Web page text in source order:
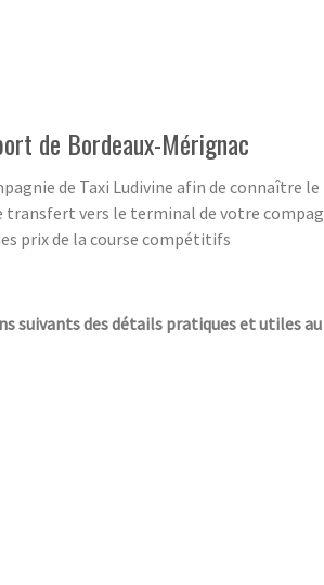
de Bordeaux-Mérignac
de Taxi Ludivine afin de connaître
transfert vers le terminal de votre
prix de la course compétitifs
suivants des détails pratiques et utiles